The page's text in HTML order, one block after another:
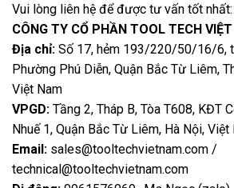
Vui lòng liên hệ để được tư vấn tốt nhất:
CÔNG TY CỔ PHẦN TOOL TECH
Địa chỉ: Số 17, hẻm 193/220/50/16/6,
Phường Phú Diễn, Quận Bắc Từ Liêm,
Việt Nam
VPGD: Tầng 2, Tháp B, Tòa T608, KĐT
Nhuế 1, Quận Bắc Từ Liêm, Hà Nội, Việt
Email: sales@tooltechvietnam.com /
technical@tooltechvietnam.com